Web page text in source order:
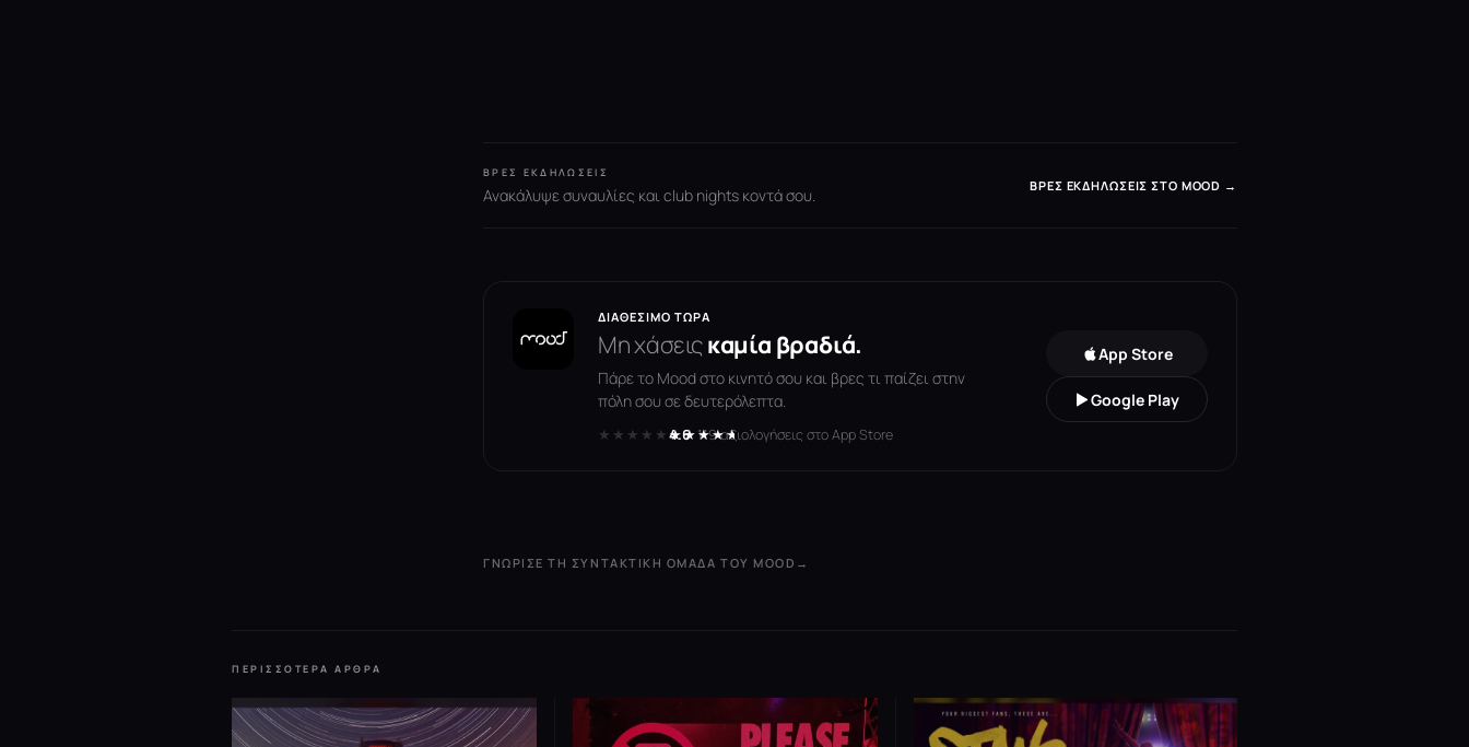
ΒΡΕΣ ΕΚΔΗΛΏΣΕΙΣ
Ανακάλυψε συναυλίες και club nights κοντά σου. ΒΡΕΣ ΕΚΔΗΛΏΣΕΙΣ ΣΤΟ MOOD →
ΔΙΑΘΈΣΙΜΟ ΤΏΡΑ
Μη χάσειςκαμία βραδιά.
Πάρε το Mood στο κινητό σου και βρες τι παίζει στην
πόλη σου σε δευτερόλεπτα.
★★★★★★★★★★
4.6· 119 αξιολογήσεις στο App Store
App Store
Google Play
ΓΝΏΡΙΣΕ ΤΗ ΣΥΝΤΑΚΤΙΚΉ ΟΜΆΔΑ ΤΟΥ MOOD →
ΠΕΡΙΣΣΌΤΕΡΑ ΆΡΘΡΑ